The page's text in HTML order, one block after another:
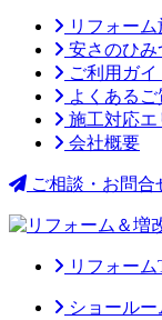
リフォーム
安さのひみ
ご利用ガイ
よくあるご
施工対応エ
会社概要
ご相談・お問合
リフォーム
ショールー